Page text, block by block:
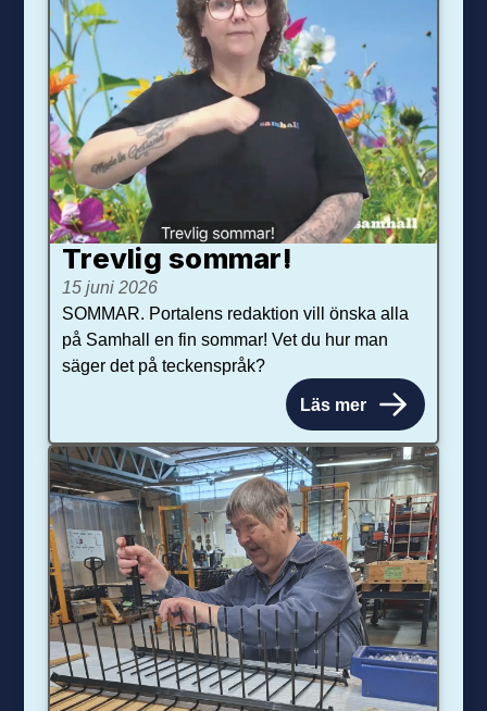
Trevlig sommar!
15 juni 2026
SOMMAR. Portalens redaktion vill önska alla
på Samhall en fin sommar! Vet du hur man
säger det på teckenspråk?
Läs mer